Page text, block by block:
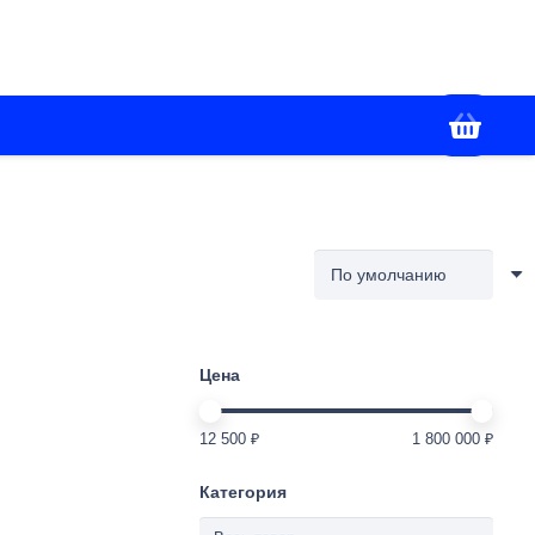
Цена
12 500 ₽ 1 800 000 ₽
Категория